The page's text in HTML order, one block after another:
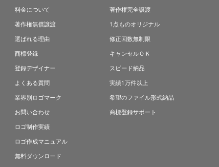
料金について
著作権無償譲渡
選ばれる理由
商標登録
登録デザイナー
よくある質問
業界別ロゴマーク
お問い合わせ
ロゴ制作実績
ロゴ作成マニュアル
無料ダウンロード
著作権完全譲渡
1点ものオリジナル
修正回数無制限
キャンセルＯＫ
スピード納品
実績1万件以上
希望のファイル形式納品
商標登録サポート